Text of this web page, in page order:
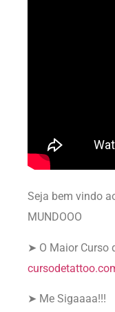
Seja bem vindo
MUNDOOO
➤ O Maior Curso
➤ Me Sigaaaa!!!